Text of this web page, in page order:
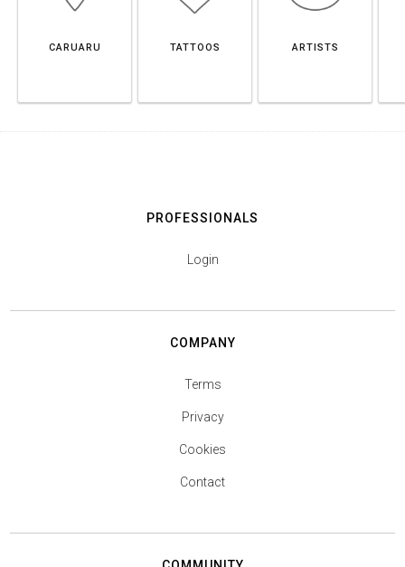
CARUARU TATTOOS ARTISTS
PROFESSIONALS
Login
COMPANY
Terms
Privacy
Cookies
Contact